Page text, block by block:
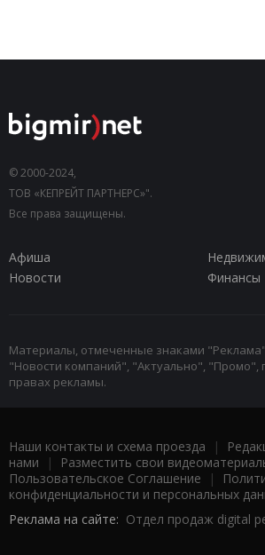
© 2000-2024,
ТОВ «КЕПРЕЙТ ПАРТНЕРС»".
Все права защищены.
Афиша
Новости
Финансы
Материалы, отмеченные знаками
"Новости компаний", "Актуально", "Промо",
правах рекламы.
Наши контакты и схема проезда |
нами | Разместить свои
Пользовательское Соглашение |
конфиденциальности и персональных
Реклама на сайте: Отдел продаж digital